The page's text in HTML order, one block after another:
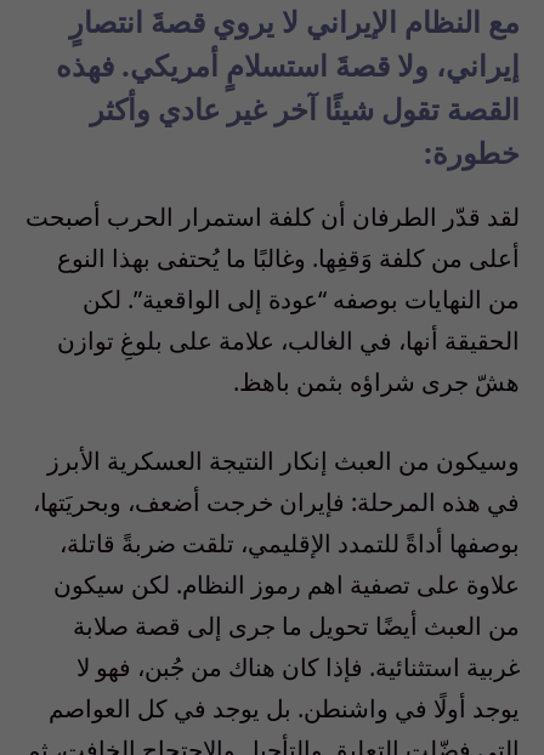
مع النظام الإيراني لا يروي قصةَ انتصارٍ
إيراني، ولا قصةَ استسلامٍ أمريكي. فهذه
القصة تقول شيئًا آخر غير عادي وأكثر
خطورة:
لقد قدّر الطرفان أن كلفة استمرار الحرب أصبحت
أعلى من كلفة وَقفِها. وغالبًا ما يُحتفى بهذا النوع
من النهايات بوصفه “عودة إلى الواقعية”. لكن
الحقيقة أنها، في الغالب، علامة على بلوغِ توازن
هشّ جرى شراؤه بثمن باهظ.
وسيكون من العبث إنكار النتيجة العسكرية الأبرز
في هذه المرحلة: فإيران خرجت أضعف، وبحريَتها،
بوصفها أداةً للتمدد الإقليمي، تلقت ضربةً قاتلة،
علاوة على تصفية اهم رموز النظام. لكن سيكون
من العبث أيضًا تحويل ما جرى إلى قصة صلابة
غربية استثنائية. فإذا كان هناك من جُبن، فهو لا
يوجد أولًا في واشنطن. بل يوجد في كل العواصم